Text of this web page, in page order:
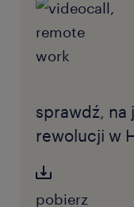
sprawdź, na
rewolucji w
pobierz